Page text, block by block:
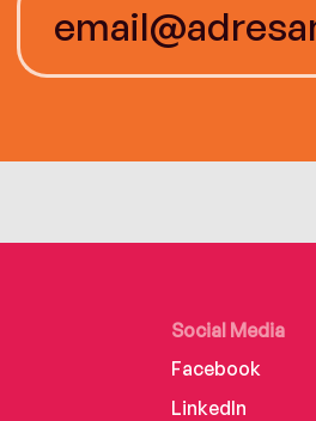
Social Media
Facebook
LinkedIn